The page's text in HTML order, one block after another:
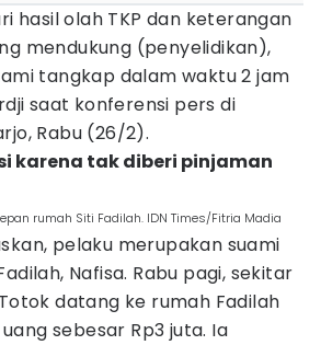
hasil olah TKP dan keterangan
mendukung (penyelidikan),
tangkap dalam waktu 2 jam
saat konferensi pers di
Rabu (26/2).
karena tak diberi pinjaman
rumah Siti Fadilah. IDN Times/Fitria Madia
pelaku merupakan suami
Nafisa. Rabu pagi, sekitar
datang ke rumah Fadilah
sebesar Rp3 juta. Ia